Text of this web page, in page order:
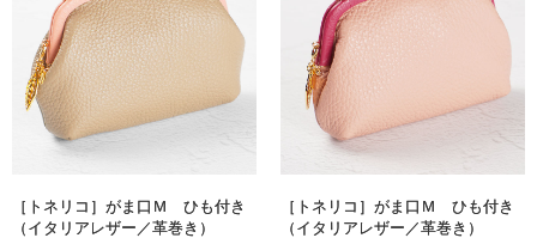
［トネリコ］がま口Ｍ ひも付き
（イタリアレザー／革巻き）
［トネリコ］がま口Ｍ ひも付き
（イタリアレザー／革巻き）